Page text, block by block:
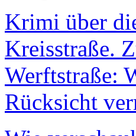
Krimi über
Kreisstraße.
Werftstraße:
Rücksicht